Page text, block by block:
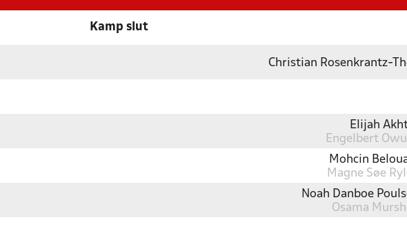
Kamp slut
Christian Rosenkrantz-
Elijah
Engelbert
Mohcin
Magne Søe
Noah Danboe
Osama